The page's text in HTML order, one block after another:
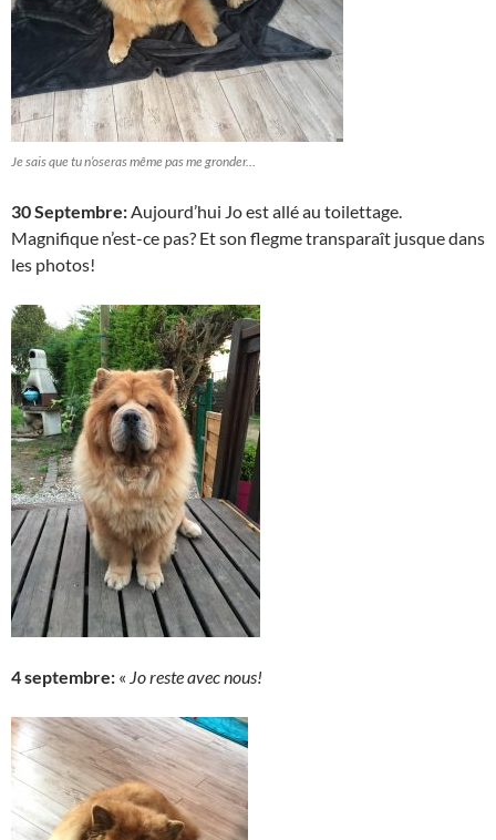
Je sais que tu n’oseras même pas me gronder…
30 Septembre: Aujourd’hui Jo est allé au toilettage.
Magnifique n’est-ce pas? Et son flegme transparaît jusque dans
les photos!
4 septembre: « Jo reste avec nous!